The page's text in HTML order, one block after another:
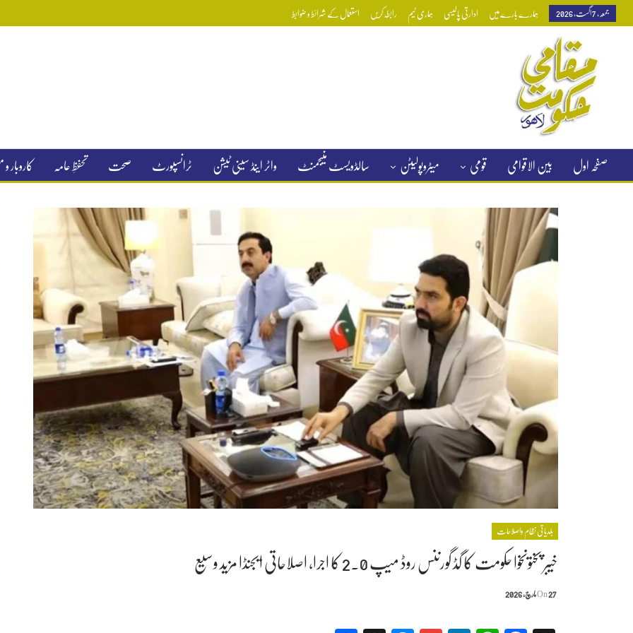
جمعہ, 7 اگست, 2026 ہمارے بارے میں ادارتی پالیسی ہماری ٹیم رابطہ کریں استعمال کے شرائط و ضوابط
صفحہ اول بین الاقوامی قومی میٹروپولیٹن سالڈویسٹ منیجمنٹ واٹر اینڈ سینی ٹیشن ٹرانسپورٹ صحت تحفظِ عامہ کاروبار
بلدیاتی نظام واصلاحات
خیبر پختونخوا حکومت کا گڈ گورننس روڈ میپ 2.0 کا اجرا، اصلاحاتی ایجنڈا مزید وسیع
On 27 مارچ, 2026